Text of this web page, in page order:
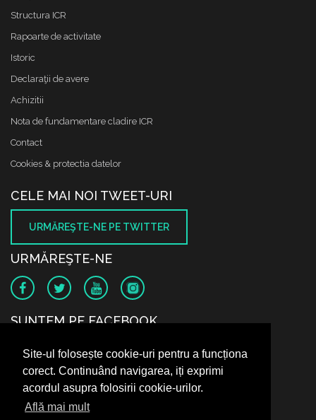
Site-ul folosește cookie-uri pentru a funcționa
corect. Continuând navigarea, iți exprimi
acordul asupra folosirii cookie-urilor.
Află mai mult
Structura ICR
Rapoarte de activitate
Istoric
Declaraţii de avere
Achizitii
Nota de fundamentare cladire ICR
Contact
Cookies & protectia datelor
CELE MAI NOI TWEET-URI
URMĂREŞTE-NE PE TWITTER
URMĂREŞTE-NE
SUNTEM PE FACEBOOK